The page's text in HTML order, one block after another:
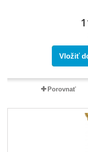
Vložiť
Porovnať